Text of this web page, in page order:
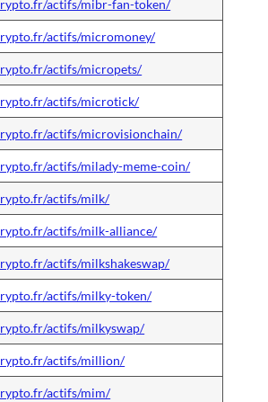
actifs/mibr-fan-token/
actifs/micromoney/
actifs/micropets/
actifs/microtick/
actifs/microvisionchain/
actifs/milady-meme-coin/
actifs/milk/
actifs/milk-alliance/
actifs/milkshakeswap/
actifs/milky-token/
actifs/milkyswap/
actifs/million/
actifs/mim/